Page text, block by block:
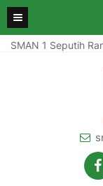
SMAN 1 Seputih